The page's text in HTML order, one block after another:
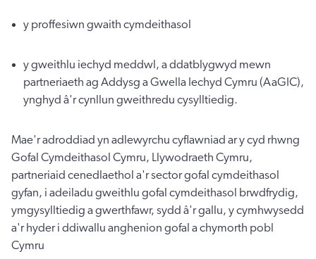
y proffesiwn gwaith cymdeithasol
y gweithlu iechyd meddwl, a ddatblygwyd mewn
partneriaeth ag Addysg a Gwella Iechyd Cymru (AaGIC),
ynghyd â'r cynllun gweithredu cysylltiedig.
Mae'r adroddiad yn adlewyrchu cyflawniad ar y cyd rhwng
Gofal Cymdeithasol Cymru, Llywodraeth Cymru,
partneriaid cenedlaethol a'r sector gofal cymdeithasol
gyfan, i adeiladu gweithlu gofal cymdeithasol brwdfrydig,
ymgysylltiedig a gwerthfawr, sydd â'r gallu, y cymhwysedd
a'r hyder i ddiwallu anghenion gofal a chymorth pobl
Cymru